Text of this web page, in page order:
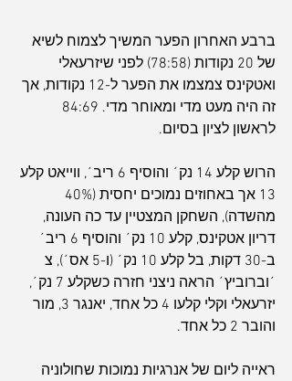
ברבע האחרון הפער המשיך לצמוח לשיא
של 20 נקודות (78:58) לפני שיזרעאלי
ואטקינס צמצמו את הפער ל-12 נקודות, אך
לראשון לציון בסיום.
הרוש קלע 14 נק´ והוסיף 6 ריב´, ווייאט קלע
מהשדה), השחקן המצטיין עד כה העונה,
דריון אטקינס, קלע 10 נק´ והוסיף 6 ריב´
ב-30 דקות, בל קלע 10 נק´ (ו-5 אס´), צ
´וברוביץ´ הראה ניצני חזרה כשקלע 7 נק´,
יזרעאלי וקלי קלעו 4 כל אחד, יאנגר 3, מור
והובר 2 כל אחד.
ראייה ליום של אנרגיות נמוכות שחולוניה